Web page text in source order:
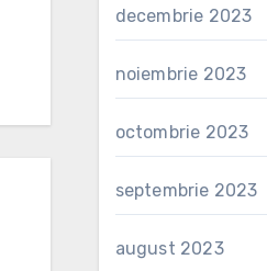
decembrie 2023
noiembrie 2023
octombrie 2023
septembrie 2023
august 2023